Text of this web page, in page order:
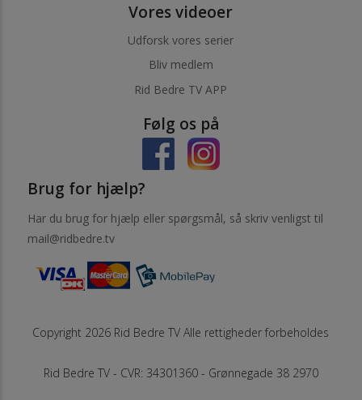
Vores videoer
Udforsk vores serier
Bliv medlem
Rid Bedre TV APP
Følg os på
Brug for hjælp?
Har du brug for hjælp eller spørgsmål, så skriv venligst til
mail@ridbedre.tv
Copyright 2026 Rid Bedre TV Alle rettigheder forbeholdes
Rid Bedre TV - CVR: 34301360 - Grønnegade 38 2970